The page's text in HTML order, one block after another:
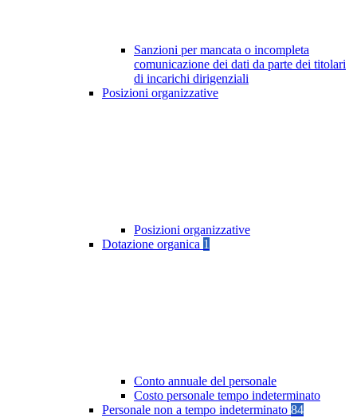
Sanzioni per mancata o incompleta
comunicazione dei dati da parte dei titolari
di incarichi dirigenziali
Posizioni organizzative
Posizioni organizzative
Dotazione organica 1
Conto annuale del personale
Costo personale tempo indeterminato
Personale non a tempo indeterminato 84